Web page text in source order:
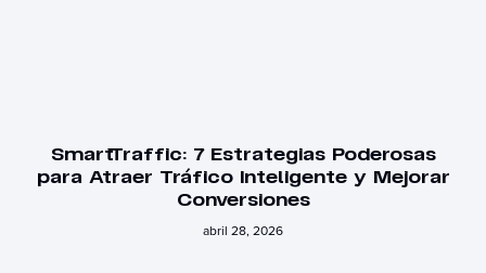
SmartTraffic: 7 Estrategias Poderosas
para Atraer Tráfico Inteligente y Mejorar
Conversiones
abril 28, 2026